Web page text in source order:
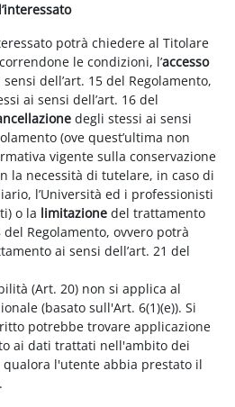
potrà chiedere al Titolare
le condizioni, l’accesso
dell’art. 15 del Regolamento,
ai sensi dell’art. 16 del
degli stessi ai sensi
(ove quest’ultima non
vigente sulla conservazione
la necessità di tutelare, in caso di
l’Università ed i professionisti
o la limitazione del trattamento
del Regolamento, ovvero potrà
ai sensi dell’art. 21 del
(Art. 20) non si applica al
(basato sull'Art. 6(1)(e)). Si
potrebbe trovare applicazione
ai dati trattati nell'ambito dei
qualora l'utente abbia prestato il